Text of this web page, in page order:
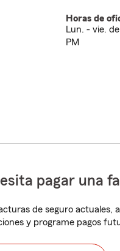
Horas de
Lun. - vie.
PM
pagar una
de seguro actuales,
y programe pagos